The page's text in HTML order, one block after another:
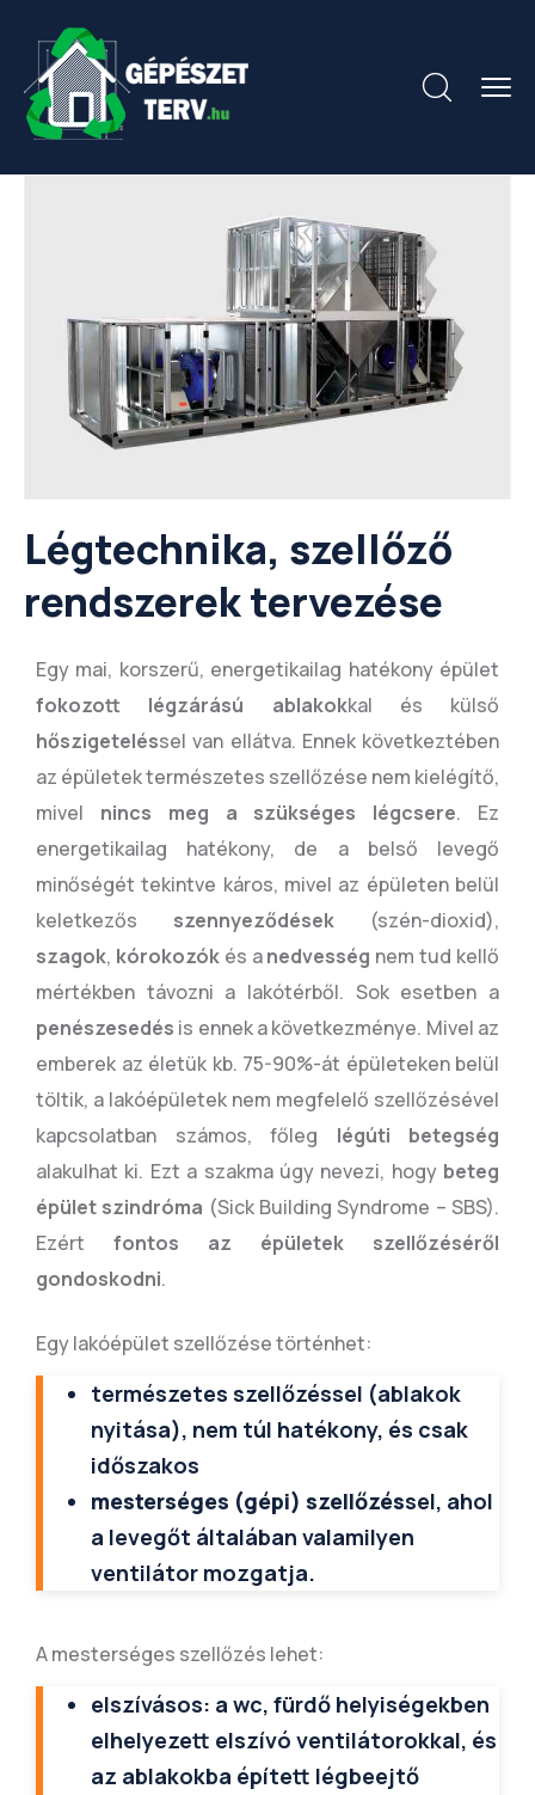
Légtechnika, szellőző
rendszerek tervezése
Egy mai, korszerű, energetikailag hatékony épület
fokozott légzárású ablakokkal és külső
hőszigeteléssel van ellátva. Ennek következtében
az épületek természetes szellőzése nem kielégítő,
mivel nincs meg a szükséges légcsere. Ez
energetikailag hatékony, de a belső levegő
minőségét tekintve káros, mivel az épületen belül
keletkezős szennyeződések (szén-dioxid),
szagok, kórokozókés anedvesség nem tud kellő
mértékben távozni a lakótérből. Sok esetben a
penészesedés is ennek a következménye. Mivel az
emberek az életük kb. 75-90%-át épületeken belül
töltik, a lakóépületek nem megfelelő szellőzésével
kapcsolatban számos, főleg légúti betegség
alakulhat ki. Ezt a szakma úgy nevezi, hogy beteg
épület szindróma (Sick Building Syndrome – SBS).
Ezért fontos az épületek szellőzéséről
gondoskodni.
Egy lakóépület szellőzése történhet:
természetes szellőzéssel (ablakok
nyitása), nem túl hatékony, és csak
időszakos
mesterséges (gépi) szellőzéssel, ahol
a levegőt általában valamilyen
ventilátor mozgatja.
A mesterséges szellőzés lehet:
elszívásos: a wc, fürdő helyiségekben
elhelyezett elszívó ventilátorokkal, és
az ablakokba épített légbeejtő